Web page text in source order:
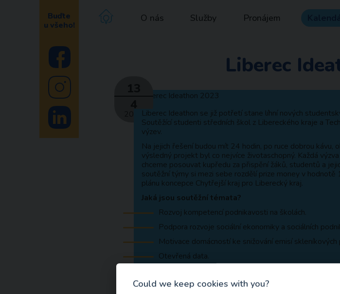
Buďte
u všeho!
O nás Služby Pronájem
Liberec
2023Liberec Ideathon se již potřetí stane líhní nových
Soutěžící studenti středních škol z Libereckého kraje a
výzev.
Na jejich řešení budou mít 24 hodin, po ruce dobrou
výsledný projekt byl co nejvíce životaschopný. Každá
chceme posouvat kupředu za přispění žáků, studentů a
soutěžní týmy si mezi sebe rozdělí prize money v
plánu koncepce Chytřejší kraj pro Liberecký kraj.
Jaká jsou soutěžní témata?
Rozvoj kompetencí podnikavosti na školách.
Podpora rozvoje sociální ekonomiky a sociálních
Motivace domácností ke snižování emisí skleníkových
Otevřená data.
12:30– otevření dveří
Could we keep cookies with you?